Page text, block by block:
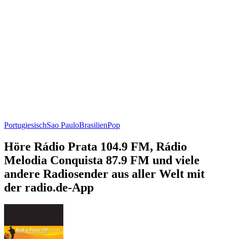
PortugiesischSao PauloBrasilienPop
Höre Rádio Prata 104.9 FM, Rádio
Melodia Conquista 87.9 FM und viele
andere Radiosender aus aller Welt mit
der radio.de-App